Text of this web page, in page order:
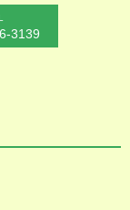
3139